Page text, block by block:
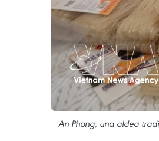
An Phong, una aldea